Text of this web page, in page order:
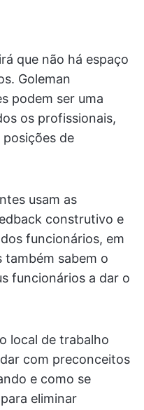
que não há espaço
Goleman
podem ser uma
os profissionais,
posições de
usam as
construtivo e
funcionários, em
também sabem o
funcionários a dar o
local de trabalho
com preconceitos
e como se
eliminar